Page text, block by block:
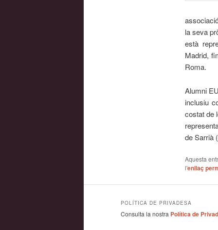
la seva
està
Madrid,
Roma.
Alumni
inclusiu
costat de
de Sarrià
Aquesta
l'enllaç
POLÍTICA DE PRIVADESA
Consulta la nostra Política de